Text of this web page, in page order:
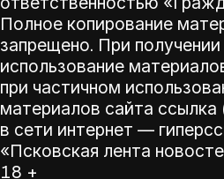
Полное копирование
запрещено. При
использование
при частичном
материалов сайта ссылка
в сети интернет —
«Псковская лента
18 +